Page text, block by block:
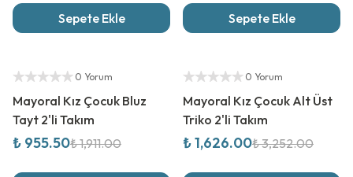
Sepete Ekle Sepete Ekle
Yetkili Satıcı
0 Yorum
Mayoral Kız Çocuk Bluz
Tayt 2'li Takım
₺ 955.50₺ 1,911.00
Yetkili Satıcı
0 Yorum
Mayoral Kız Çocuk Alt Üst
Triko 2'li Takım
₺ 1,626.00₺ 3,252.00